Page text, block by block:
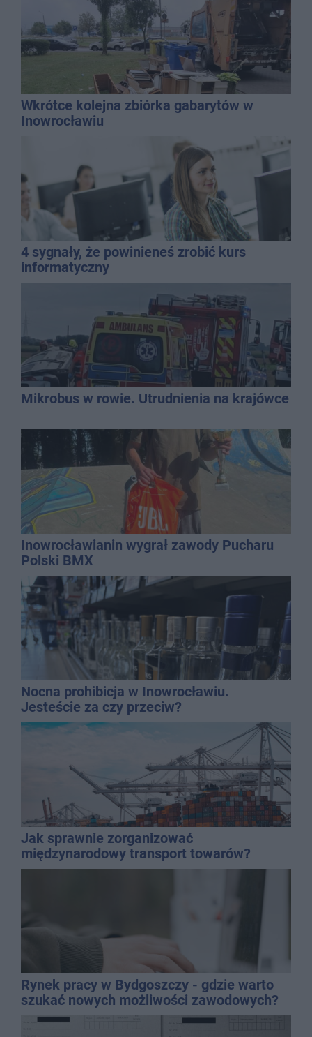
Wkrótce kolejna zbiórka gabarytów w
Inowrocławiu
4 sygnały, że powinieneś zrobić kurs
informatyczny
Mikrobus w rowie. Utrudnienia na krajówce
Inowrocławianin wygrał zawody Pucharu
Polski BMX
Nocna prohibicja w Inowrocławiu.
Jesteście za czy przeciw?
Jak sprawnie zorganizować
międzynarodowy transport towarów?
Rynek pracy w Bydgoszczy - gdzie warto
szukać nowych możliwości zawodowych?